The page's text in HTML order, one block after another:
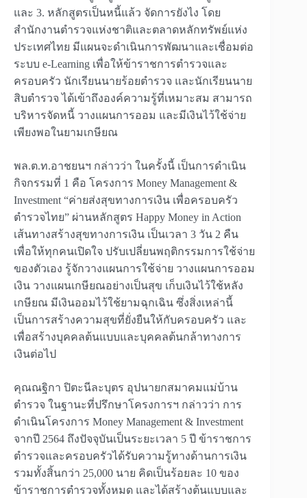
และ 3. หลักสูตรเป็นหนี้แล้ว จัดการยังไง โดย
สำนักงานตำรวจแห่งชาติและตลาดหลักทรัพย์แห่ง
ประเทศไทย มีแผนจะดำเนินการพัฒนาและเชื่อมต่อ
ระบบ e-Learning เพื่อให้ข้าราชการตำรวจและ
ครอบครัว นักเรียนนายร้อยตำรวจ และนักเรียนนาย
สิบตำรวจ ได้เข้าถึงองค์ความรู้ที่เหมาะสม สามารถ
บริหารจัดหนี้ วางแผนการออม และมีเงินไว้ใช้จ่าย
เพียงพอในยามเกษียณ
พล.ต.ท.อาชยนฯ กล่าวว่า ในครั้งนี้ เป็นการดำเนิน
กิจกรรมที่ 1 คือ โครงการ Money Management &
Investment “ค่ายส่งสุขทางการเงิน เพื่อครอบครัว
ตำรวจไทย” ผ่านหลักสูตร Happy Money in Action
เส้นทางสร้างสุขทางการเงิน เป็นเวลา 3 วัน 2 คืน
เพื่อให้ทุกคนเปิดใจ ปรับเปลี่ยนพฤติกรรมการใช้จ่าย
ของตัวเอง รู้จักวางแผนการใช้จ่าย วางแผนการออม
เงิน วางแผนเกษียณอย่างเป็นสุข เก็บเงินไว้ใช้หลัง
เกษียณ มีเงินออมไว้ใช้ยามฉุกเฉิน ซึ่งสิ่งเหล่านี้
เป็นการสร้างความสุขที่ยั่งยืนให้กับครอบครัว และ
เพื่อสร้างบุคคลต้นแบบและบุคคลต้นกล้าทางการ
เงินต่อไป
คุณณฐิกา ปิตะนีละบุตร อุปนายกสมาคมแม่บ้าน
ตำรวจ ในฐานะที่ปรึกษาโครงการฯ กล่าวว่า การ
ดำเนินโครงการ Money Management & Investment
จากปี 2564 ถึงปัจจุบันเป็นระยะเวลา 5 ปี ข้าราชการ
ตำรวจและครอบครัวได้รับความรู้ทางด้านการเงิน
รวมทั้งสิ้นกว่า 25,000 นาย คิดเป็นร้อยละ 10 ของ
ข้าราชการตำรวจทั้งหมด และได้สร้างต้นแบบและ